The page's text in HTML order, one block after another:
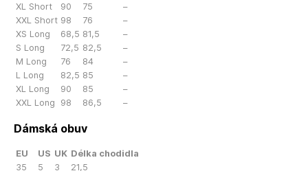
XL Short
90 75
–
XXL Short 98 76
–
XS Long
68,5 81,5
–
S Long
72,5 82,5
–
M Long
76 84
–
L Long
82,5 85
–
XL Long
90 85
–
XXL Long
98 86,5 –
Dámská obuv
EU US UK Délka chodidla
35
5 3
21,5